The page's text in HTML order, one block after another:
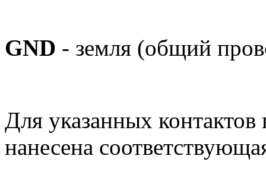
GND - земля (общий
Для указанных
нанесена